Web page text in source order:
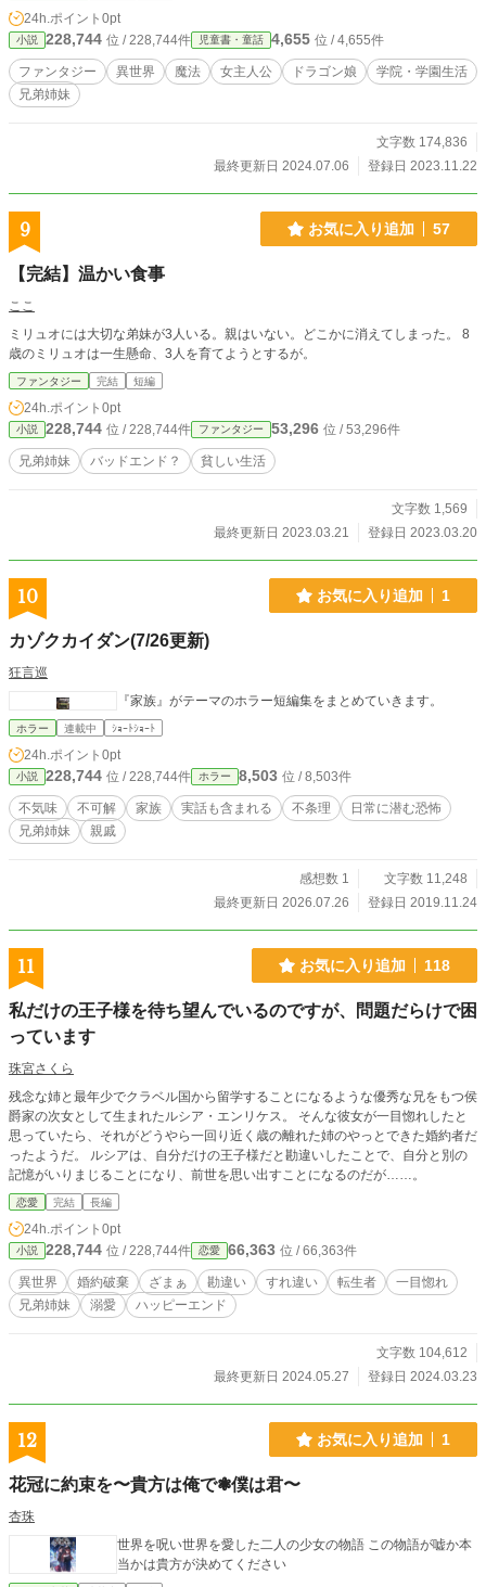
24h.ポイント 0pt
小説 228,744 位 / 228,744件 児童書・童話 4,655 位 / 4,655件
ファンタジー 異世界 魔法 女主人公 ドラゴン娘
学院・学園生活
兄弟姉妹
文字数 174,836
最終更新日 2024.07.06
登録日 2023.11.22
9 お気に入り追加 57
【完結】温かい食事
ここ
ミリュオには大切な弟妹が3人いる。親はいない。どこかに消えてしまった。 8
歳のミリュオは一生懸命、3人を育てようとするが。
ファンタジー 完結 短編
24h.ポイント 0pt
小説 228,744 位 / 228,744件 ファンタジー 53,296 位 / 53,296件
兄弟姉妹 バッドエンド？ 貧しい生活
文字数 1,569
最終更新日 2023.03.21
登録日 2023.03.20
10 お気に入り追加 1
カゾクカイダン(7/26更新)
狂言巡
『家族』がテーマのホラー短編集をまとめていきます。
ホラー 連載中 ｼｮｰﾄｼｮｰﾄ
24h.ポイント 0pt
小説 228,744 位 / 228,744件 ホラー 8,503 位 / 8,503件
不気味 不可解 家族 実話も含まれる 不条理
日常に潜む恐怖
兄弟姉妹
親戚
感想数 1
文字数 11,248
最終更新日 2026.07.26
登録日 2019.11.24
11 お気に入り追加 118
私だけの王子様を待ち望んでいるのですが、問題だらけで困
っています
珠宮さくら
残念な姉と最年少でクラベル国から留学することになるような優秀な兄をもつ侯
爵家の次女として生まれたルシア・エンリケス。 そんな彼女が一目惚れしたと
思っていたら、それがどうやら一回り近く歳の離れた姉のやっとできた婚約者だ
ったようだ。 ルシアは、自分だけの王子様だと勘違いしたことで、自分と別の
記憶がいりまじることになり、前世を思い出すことになるのだが……。
恋愛 完結 長編
24h.ポイント 0pt
小説 228,744 位 / 228,744件 恋愛 66,363 位 / 66,363件
異世界 婚約破棄 ざまぁ 勘違い すれ違い 転生者
一目惚れ
兄弟姉妹
溺愛 ハッピーエンド
文字数 104,612
最終更新日 2024.05.27
登録日 2024.03.23
12 お気に入り追加 1
花冠に約束を〜貴方は俺で❃僕は君〜
杏珠
世界を呪い世界を愛した二人の少女の物語 この物語が嘘か本
当かは貴方が決めてください